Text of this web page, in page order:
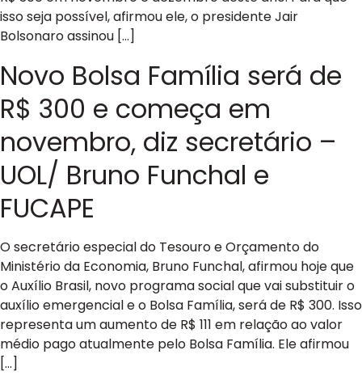
isso seja possível, afirmou ele, o presidente Jair
Bolsonaro assinou […]
Novo Bolsa Família será de
R$ 300 e começa em
novembro, diz secretário –
UOL/ Bruno Funchal e
FUCAPE
O secretário especial do Tesouro e Orçamento do
Ministério da Economia, Bruno Funchal, afirmou hoje que
o Auxílio Brasil, novo programa social que vai substituir o
auxílio emergencial e o Bolsa Família, será de R$ 300. Isso
representa um aumento de R$ 111 em relação ao valor
médio pago atualmente pelo Bolsa Família. Ele afirmou
[…]